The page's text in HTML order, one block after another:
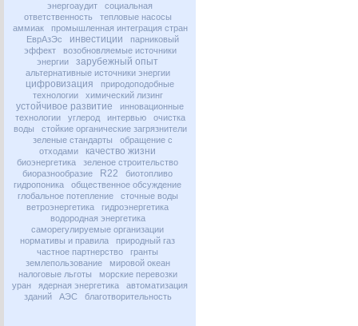
энергоаудит
социальная
ответственность
тепловые насосы
аммиак
промышленная интеграция стран
ЕврАзЭс
инвестиции
парниковый
эффект
возобновляемые источники
энергии
зарубежный опыт
альтернативные источники энергии
цифровизация
природоподобные
технологии
химический лизинг
устойчивое развитие
инновационные
технологии
углерод интервью
очистка
воды
стойкие органические загрязнители
зеленые стандарты
обращение с
отходами
качество жизни
биоэнергетика
зеленое строительство
биоразнообразие
R22
биотопливо
гидропоника
общественное обсуждение
глобальное потепление
сточные воды
ветроэнергетика
гидроэнергетика
водородная энергетика
саморегулируемые организации
нормативы и правила
природный газ
частное партнерство
гранты
землепользование
мировой океан
налоговые льготы
морские перевозки
уран
ядерная энергетика
автоматизация
зданий
АЭС благотворительность